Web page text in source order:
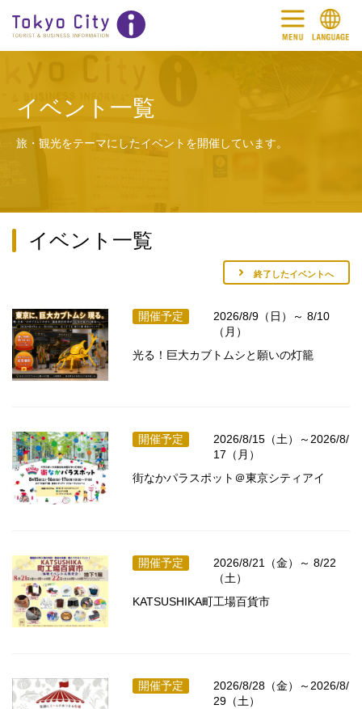
イベント一覧
旅・観光をテーマにしたイベントを開催しています。
イベント一覧
終了したイベントへ
開催予定
2026/8/9（日）～ 8/10
（月）
光る！巨大カブトムシと願いの灯籠
開催予定
2026/8/15（土）～2026/8/
17（月）
街なかパラスポット＠東京シティアイ
開催予定
2026/8/21（金）～ 8/22
（土）
KATSUSHIKA町工場百貨市
開催予定
2026/8/28（金）～2026/8/
29（土）